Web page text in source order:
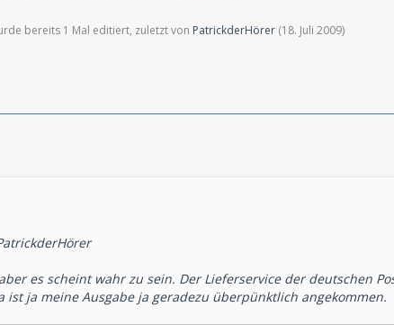
bereits 1 Mal editiert, zuletzt von PatrickderHörer (18. Juli 2009)
es scheint wahr zu sein. Der Lieferservice der deutschen
ist ja meine Ausgabe ja geradezu überpünktlich angekommen.